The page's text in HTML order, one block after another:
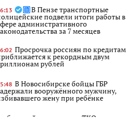
В Пензе транспортные
подвели итоги работы в
административного
за 7 месяцев
Просрочка россиян по кредитам
к рекордным двум
рублей
В Новосибирске бойцы ГБР
вооружённого мужчину,
жену при ребёнке
регоператор ТКО